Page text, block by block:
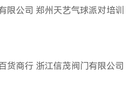
限公司 郑州天艺气球派对培训
货商行 浙江信茂阀门有限公司